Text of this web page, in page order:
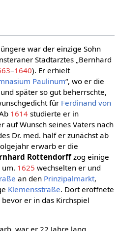
war der einzige Sohn
Stadtarztes „Bernhard
–1640). Er erhielt
Paulinum“, wo er die
später so gut beherrschte,
für Ferdinand von
1614studierte er in
auf Wunsch seines Vaters nach
Dr. med. half er zunächst ab
erwarb er die
Rottendorffzog einige
1625 wechselten er und
an den Prinzipalmarkt,
Klemensstraße. Dort eröffnete
er in das Kirchspiel
war er 22 Jahre lang